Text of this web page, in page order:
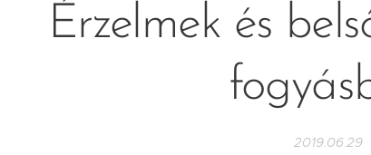
Érzelmek és
2019.06.29